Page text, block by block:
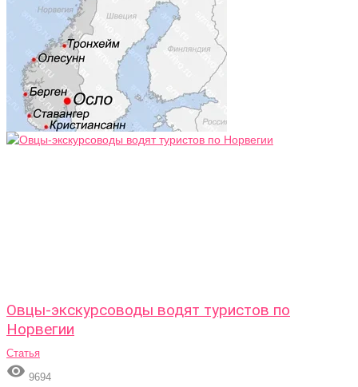
Овцы-экскурсоводы водят туристов по
Норвегии
Статья
 9694